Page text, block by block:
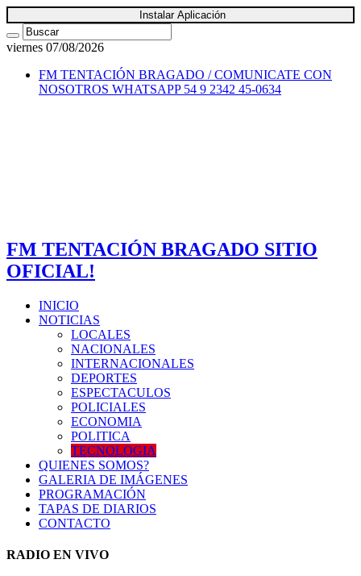
Instalar Aplicación
viernes 07/08/2026
FM TENTACIÓN BRAGADO / COMUNICATE CON
NOSOTROS WHATSAPP 54 9 2342 45-0634
FM TENTACIÓN BRAGADO SITIO
OFICIAL!
INICIO
NOTICIAS
LOCALES
NACIONALES
INTERNACIONALES
DEPORTES
ESPECTACULOS
POLICIALES
ECONOMIA
POLITICA
TECNOLOGIA
QUIENES SOMOS?
GALERIA DE IMÁGENES
PROGRAMACIÓN
TAPAS DE DIARIOS
CONTACTO
RADIO EN VIVO